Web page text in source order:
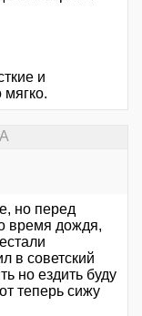
и
но перед
время дождя,
в советский
но ездить буду
теперь сижу